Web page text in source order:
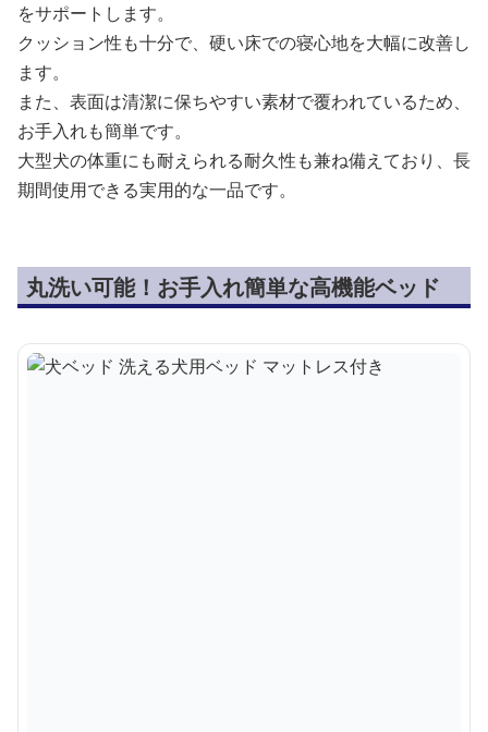
をサポートします。
クッション性も十分で、硬い床での寝心地を大幅に改善し
ます。
また、表面は清潔に保ちやすい素材で覆われているため、
お手入れも簡単です。
大型犬の体重にも耐えられる耐久性も兼ね備えており、長
期間使用できる実用的な一品です。
丸洗い可能！お手入れ簡単な高機能ベッド